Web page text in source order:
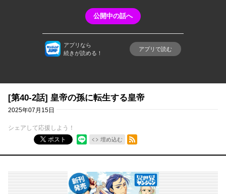
公開中の話へ
アプリなら
続きが読める！
アプリで読む
[第40-2話] 皇帝の孫に転生する皇帝
2025年07月15日
シェアして応援しよう！
ポスト
埋め込む
RSSフィード